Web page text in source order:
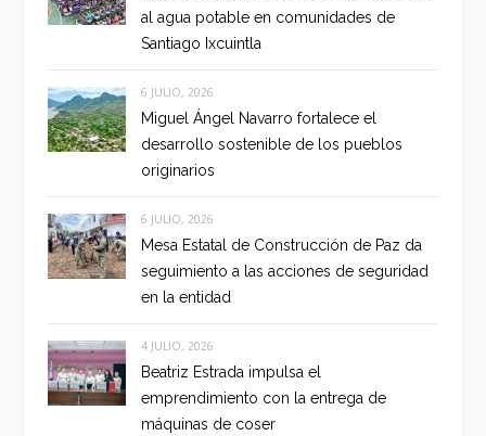
al agua potable en comunidades de
Santiago Ixcuintla
6 JULIO, 2026
Miguel Ángel Navarro fortalece el
desarrollo sostenible de los pueblos
originarios
6 JULIO, 2026
Mesa Estatal de Construcción de Paz da
seguimiento a las acciones de seguridad
en la entidad
4 JULIO, 2026
Beatriz Estrada impulsa el
emprendimiento con la entrega de
máquinas de coser